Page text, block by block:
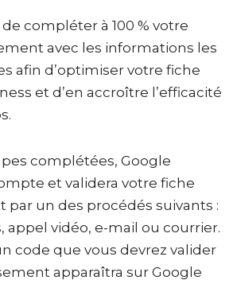
compléter à 100 % votre
avec les informations les
afin d’optimiser votre fiche
et d’en accroître l’efficacité
complétées, Google
et validera votre fiche
par un des procédés suivants :
appel vidéo, e-mail ou courrier.
code que vous devrez valider
apparaîtra sur Google